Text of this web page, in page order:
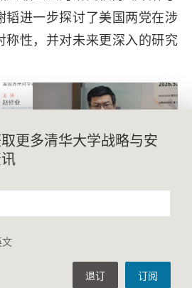
韬进一步探讨了美国两党在涉
称性，并对未来更深入的研究
场师生围绕中国企业在美投资
用问题，美国共和党智库作
影响等多个前沿热点议题展
更多清华大学战略与安
订阅
退订